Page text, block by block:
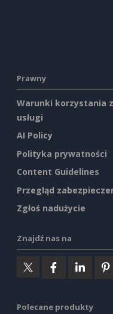
Prawny
Warunki korzystania z
usługi
AI Policy
Polityka prywatności
Content Guidelines
Przegląd
Zgłoś nadużycie
Znajdź nas na
Polecane produkty